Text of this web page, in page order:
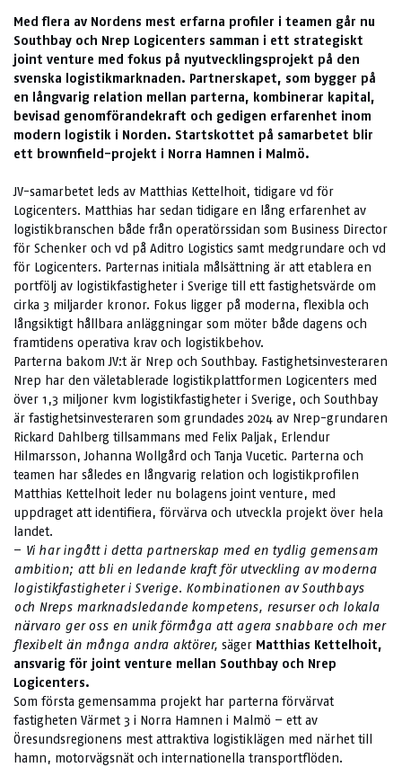
Med flera av Nordens mest erfarna profiler i teamen går nu
Southbay och Nrep Logicenters samman i ett strategiskt
joint venture med fokus på nyutvecklingsprojekt på den
svenska logistikmarknaden. Partnerskapet, som bygger på
en långvarig relation mellan parterna, kombinerar kapital,
bevisad genomförandekraft och gedigen erfarenhet inom
modern logistik i Norden. Startskottet på samarbetet blir
ett brownfield-projekt i Norra Hamnen i Malmö.
JV-samarbetet leds av Matthias Kettelhoit, tidigare vd för
Logicenters. Matthias har sedan tidigare en lång erfarenhet av
logistikbranschen både från operatörssidan som Business Director
för Schenker och vd på Aditro Logistics samt medgrundare och vd
för Logicenters. Parternas initiala målsättning är att etablera en
portfölj av logistikfastigheter i Sverige till ett fastighetsvärde om
cirka 3 miljarder kronor. Fokus ligger på moderna, flexibla och
långsiktigt hållbara anläggningar som möter både dagens och
framtidens operativa krav och logistikbehov.
Parterna bakom JV:t är Nrep och Southbay. Fastighetsinvesteraren
Nrep har den väletablerade logistikplattformen Logicenters med
över 1,3 miljoner kvm logistikfastigheter i Sverige, och Southbay
är fastighetsinvesteraren som grundades 2024 av Nrep-grundaren
Rickard Dahlberg tillsammans med Felix Paljak, Erlendur
Hilmarsson, Johanna Wollgård och Tanja Vucetic. Parterna och
teamen har således en långvarig relation och logistikprofilen
Matthias Kettelhoit leder nu bolagens joint venture, med
uppdraget att identifiera, förvärva och utveckla projekt över hela
landet.
– Vi har ingått i detta partnerskap med en tydlig gemensam
ambition; att bli en ledande kraft för utveckling av moderna
logistikfastigheter i Sverige. Kombinationen av Southbays
och Nreps marknadsledande kompetens, resurser och lokala
närvaro ger oss en unik förmåga att agera snabbare och mer
flexibelt än många andra aktörer, säger Matthias Kettelhoit,
ansvarig för joint venture mellan Southbay och Nrep
Logicenters.
Som första gemensamma projekt har parterna förvärvat
fastigheten Värmet 3 i Norra Hamnen i Malmö – ett av
Öresundsregionens mest attraktiva logistiklägen med närhet till
hamn, motorvägsnät och internationella transportflöden.